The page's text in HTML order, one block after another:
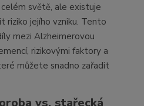
světě, ale existuje
riziko jejího vzniku. Tento
mezi Alzheimerovou
rizikovými faktory a
můžete snadno zařadit
vs. stařecká